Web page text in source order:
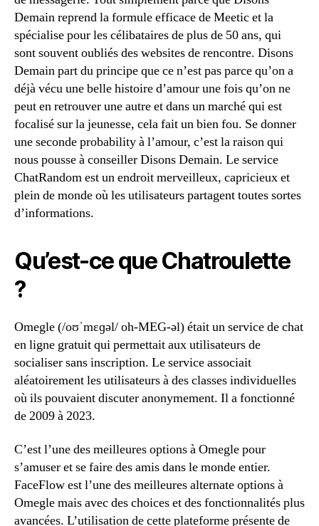
Demain reprend la formule efficace de Meetic et la
spécialise pour les célibataires de plus de 50 ans, qui
sont souvent oubliés des websites de rencontre. Disons
Demain part du principe que ce n’est pas parce qu’on a
déjà vécu une belle histoire d’amour une fois qu’on ne
peut en retrouver une autre et dans un marché qui est
focalisé sur la jeunesse, cela fait un bien fou. Se donner
une seconde probability à l’amour, c’est la raison qui
nous pousse à conseiller Disons Demain. Le service
ChatRandom est un endroit merveilleux, capricieux et
plein de monde où les utilisateurs partagent toutes sortes
d’informations.
Qu’est-ce que Chatroulette
?
Omegle (/oʊˈmɛɡəl/ oh-MEG-əl) était un service de chat
en ligne gratuit qui permettait aux utilisateurs de
socialiser sans inscription. Le service associait
aléatoirement les utilisateurs à des classes individuelles
où ils pouvaient discuter anonymement. Il a fonctionné
de 2009 à 2023.
C’est l’une des meilleures options à Omegle pour
s’amuser et se faire des amis dans le monde entier.
FaceFlow est l’une des meilleures alternate options à
Omegle mais avec des choices et des fonctionnalités plus
avancées. L’utilisation de cette plateforme présente de